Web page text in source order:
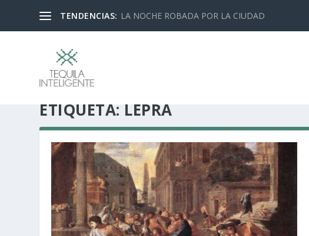
TENDENCIAS: LA NOCHE ROBADA POR LA CIUDAD
ETIQUETA: LEPRA